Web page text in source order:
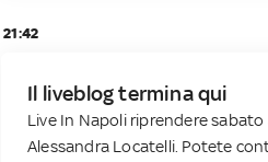
21:42
Il liveblog termina qui
Live In Napoli riprendere
Alessandra Locatelli. Potete